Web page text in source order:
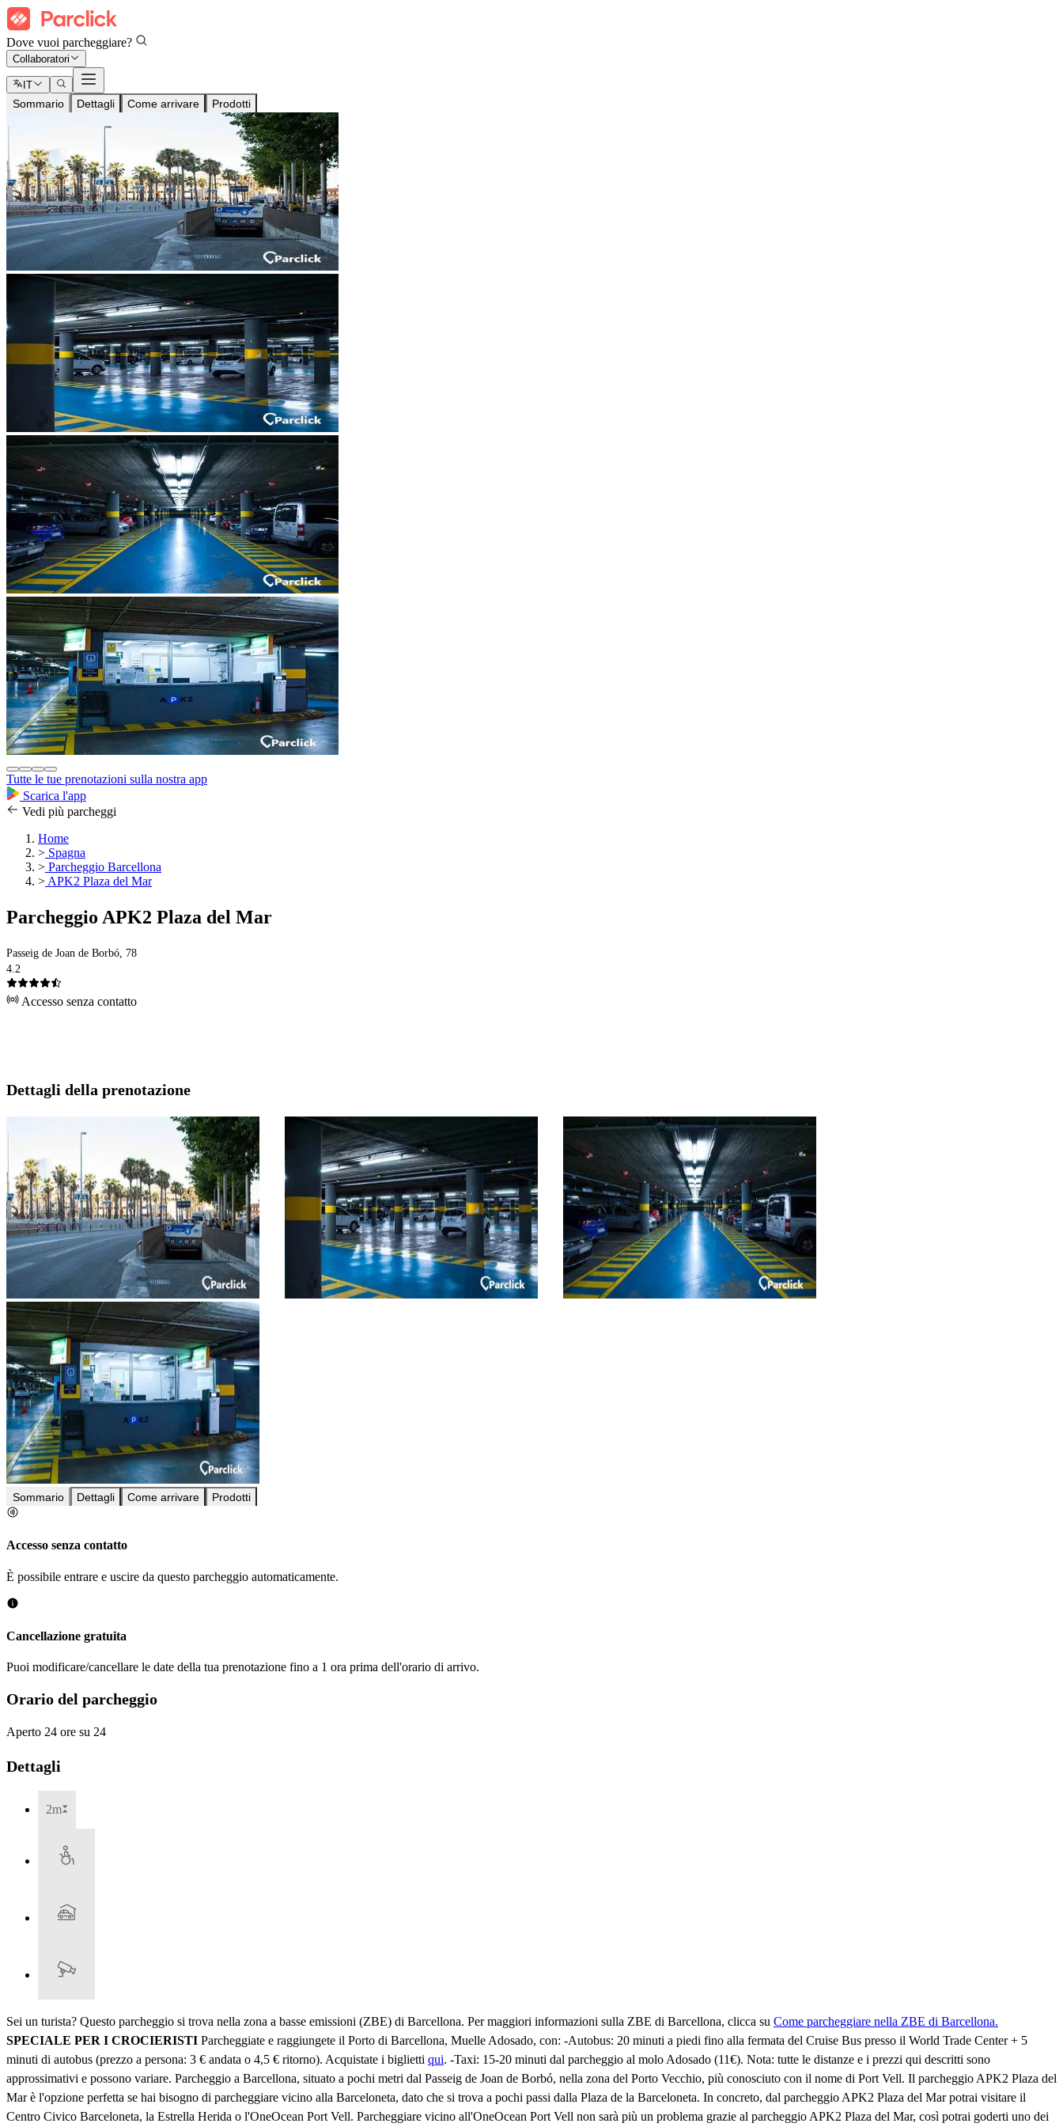
Dove vuoi parcheggiare?
Collaboratori
IT
Sommario Dettagli Come arrivare Prodotti
Tutte le tue prenotazioni sulla nostra app
Scarica l'app
Vedi più parcheggi
Home
> Spagna
> Parcheggio Barcellona
> APK2 Plaza del Mar
Parcheggio APK2 Plaza del Mar
Passeig de Joan de Borbó, 78
4.2
Accesso senza contatto
Dettagli della prenotazione
Sommario Dettagli Come arrivare Prodotti
Accesso senza contatto
È possibile entrare e uscire da questo parcheggio automaticamente.
Cancellazione gratuita
Puoi modificare/cancellare le date della tua prenotazione fino a 1 ora prima dell'orario di arrivo.
Orario del parcheggio
Aperto 24 ore su 24
Dettagli
2m
Sei un turista? Questo parcheggio si trova nella zona a basse emissioni (ZBE) di Barcellona. Per maggiori informazioni sulla ZBE di Barcellona, clicca su Come parcheggiare nella ZBE di Barcellona.
SPECIALE PER I CROCIERISTI Parcheggiate e raggiungete il Porto di Barcellona, Muelle Adosado, con: -Autobus: 20 minuti a piedi fino alla fermata del Cruise Bus presso il World Trade Center + 5
minuti di autobus (prezzo a persona: 3 € andata o 4,5 € ritorno). Acquistate i biglietti qui. -Taxi: 15-20 minuti dal parcheggio al molo Adosado (11€). Nota: tutte le distanze e i prezzi qui descritti sono
approssimativi e possono variare. Parcheggio a Barcellona, situato a pochi metri dal Passeig de Joan de Borbó, nella zona del Porto Vecchio, più conosciuto con il nome di Port Vell. Il parcheggio APK2 Plaza del
Mar è l'opzione perfetta se hai bisogno di parcheggiare vicino alla Barceloneta, dato che si trova a pochi passi dalla Plaza de la Barceloneta. In concreto, dal parcheggio APK2 Plaza del Mar potrai visitare il
Centro Civico Barceloneta, la Estrella Herida o l'OneOcean Port Vell. Parcheggiare vicino all'OneOcean Port Vell non sarà più un problema grazie al parcheggio APK2 Plaza del Mar, così potrai goderti uno dei